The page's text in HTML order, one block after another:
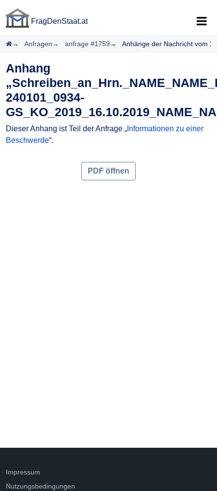
FragDenStaat.at
Startseite
Anfragen anfrage #1759 Anhänge der Nachricht vom
Anhang
240101_0934-
Dieser Anhang ist Teil der Anfrage „ Informationen zu einer
Beschwerde“.
PDF öffnen
Impressum
Nutzungsbedingungen